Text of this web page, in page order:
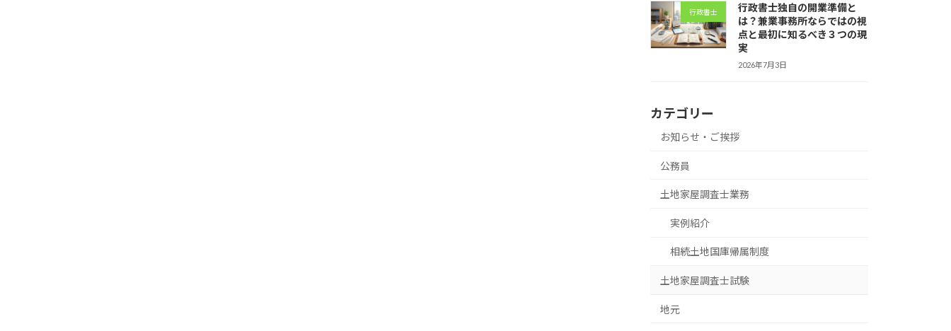
行政書士
行政書士独自の開業準備と
は？兼業事務所ならではの視
点と最初に知るべき３つの現
実
2026年7月3日
カテゴリー
お知らせ・ご挨拶
公務員
土地家屋調査士業務
実例紹介
相続土地国庫帰属制度
土地家屋調査士試験
地元